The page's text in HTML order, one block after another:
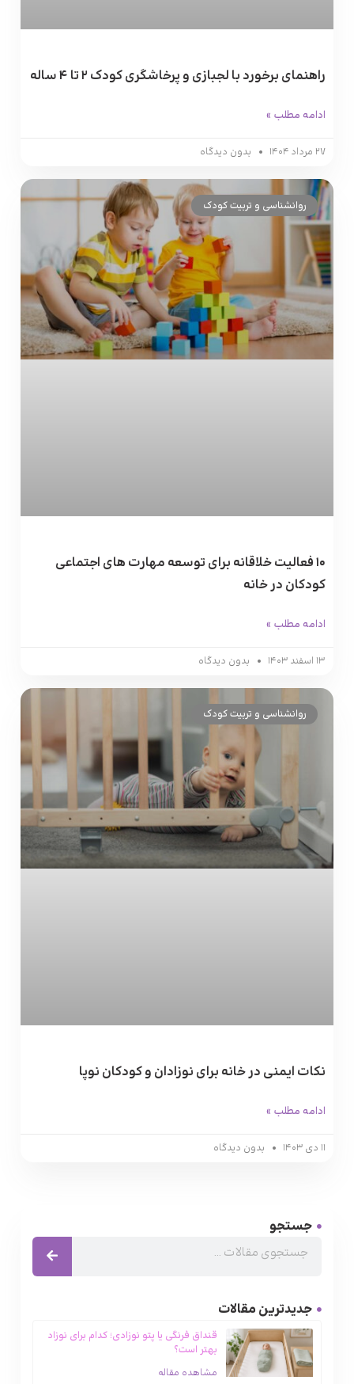
راهنمای برخورد با لجبازی و پرخاشگری کودک ۲ تا ۴ ساله
ادامه مطلب »
۲۷ مرداد ۱۴۰۴ بدون دیدگاه
روانشناسی و تربیت کودک
۱۰ فعالیت خلاقانه برای توسعه مهارت‌ های اجتماعی
کودکان در خانه
ادامه مطلب »
۱۳ اسفند ۱۴۰۳ بدون دیدگاه
روانشناسی و تربیت کودک
نکات ایمنی در خانه برای نوزادان و کودکان نوپا
ادامه مطلب »
۱۱ دی ۱۴۰۳ بدون دیدگاه
جستجو
جدیدترین مقالات
قنداق فرنگی یا پتو نوزادی؛ کدام‌ برای نوزاد
بهتر است؟
مشاهده مقاله